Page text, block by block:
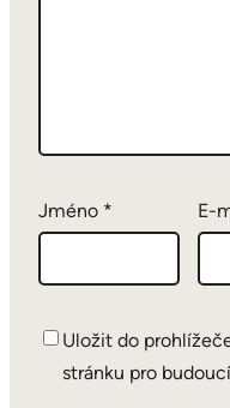
Jméno * E-
Uložit do
stránku pro